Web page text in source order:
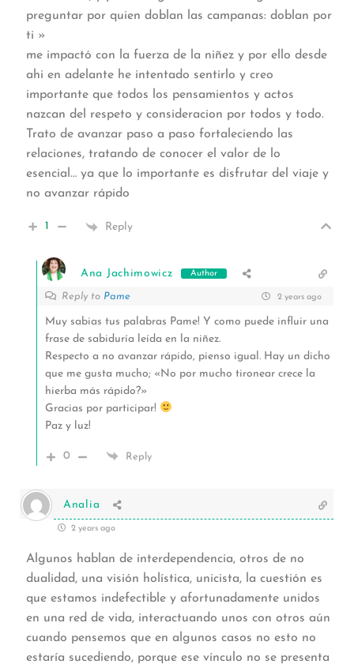
preguntar por quien doblan las campanas: doblan por
ti »
me impactó con la fuerza de la niñez y por ello desde
ahi en adelante he intentado sentirlo y creo
importante que todos los pensamientos y actos
nazcan del respeto y consideracion por todos y todo.
Trato de avanzar paso a paso fortaleciendo las
relaciones, tratando de conocer el valor de lo
esencial… ya que lo importante es disfrutar del viaje y
no avanzar rápido
1 Reply
Ana Jachimowicz Author
Reply to Pame 2 years ago
Muy sabias tus palabras Pame! Y como puede influir una
frase de sabiduría leída en la niñez.
Respecto a no avanzar rápido, pienso igual. Hay un dicho
que me gusta mucho; «No por mucho tironear crece la
hierba más rápido?»
Gracias por participar!
Paz y luz!
0 Reply
Analia
2 years ago
Algunos hablan de interdependencia, otros de no
dualidad, una visión holística, unicista, la cuestión es
que estamos indefectible y afortunadamente unidos
en una red de vida, interactuando unos con otros aún
cuando pensemos que en algunos casos no esto no
estaría sucediendo, porque ese vínculo no se presenta